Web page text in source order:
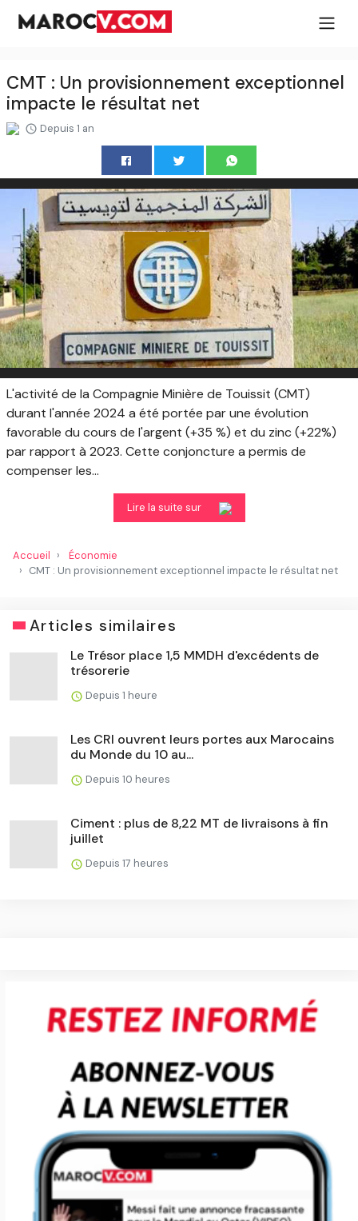
CMT : Un provisionnement exceptionnel
impacte le résultat net
Depuis 1 an
L'activité de la Compagnie Minière de Touissit (CMT)
durant l'année 2024 a été portée par une évolution
favorable du cours de l'argent (+35 %) et du zinc (+22%)
par rapport à 2023. Cette conjoncture a permis de
compenser les...
Lire la suite sur
Accueil
Économie
CMT : Un provisionnement exceptionnel impacte le résultat net
Articles similaires
Le Trésor place 1,5 MMDH d'excédents de
trésorerie
Depuis 1 heure
Les CRI ouvrent leurs portes aux Marocains
du Monde du 10 au...
Depuis 10 heures
Ciment : plus de 8,22 MT de livraisons à fin
juillet
Depuis 17 heures